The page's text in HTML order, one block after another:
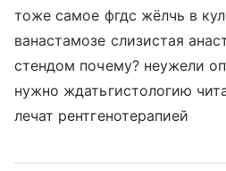
тоже самое фгдс жёлчь в
ванастамозе слизистая
стендом почему? неужели
нужно ждатьгистологию
лечат рентгенотерапией